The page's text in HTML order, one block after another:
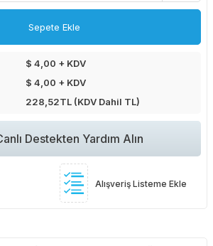
Sepete Ekle
$ 4,00 + KDV
$ 4,00 + KDV
228,52TL (KDV Dahil TL)
Destekten Yardım Alın
Alışveriş Listeme Ekle